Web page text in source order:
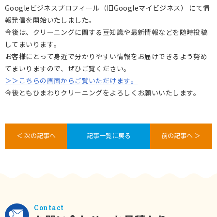
Googleビジネスプロフィール（旧Googleマイビジネス） にて情
報発信を開始いたしました。
今後は、クリーニングに関する豆知識や最新情報などを随時投稿
してまいります。
お客様にとって身近で分かりやすい情報をお届けできるよう努め
てまいりますので、ぜひご覧ください。
＞＞こちらの画面からご覧いただけます。
今後ともひまわりクリーニングをよろしくお願いいたします。
＜ 次の記事へ 記事一覧に戻る 前の記事へ ＞
Contact